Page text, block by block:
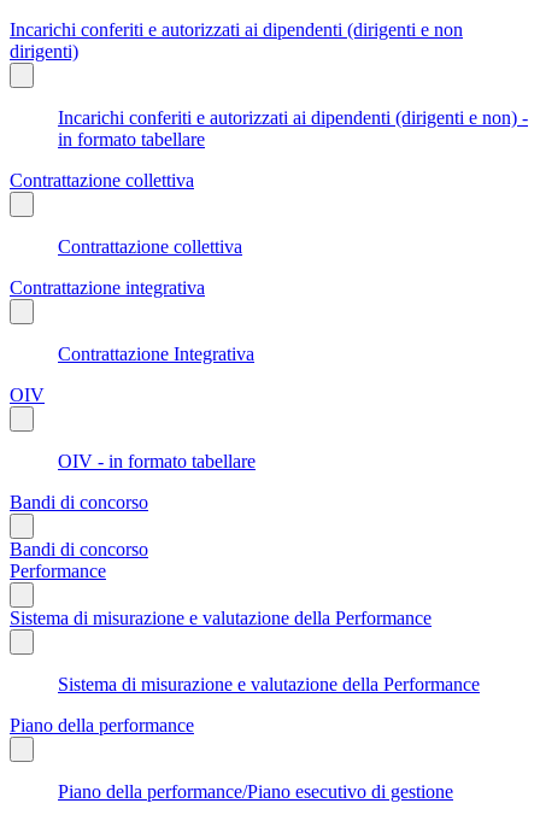
Incarichi conferiti e autorizzati ai dipendenti (dirigenti e non
dirigenti)
Incarichi conferiti e autorizzati ai dipendenti (dirigenti e non) -
in formato tabellare
Contrattazione collettiva
Contrattazione collettiva
Contrattazione integrativa
Contrattazione Integrativa
OIV
OIV - in formato tabellare
Bandi di concorso
Bandi di concorso
Performance
Sistema di misurazione e valutazione della Performance
Sistema di misurazione e valutazione della Performance
Piano della performance
Piano della performance/Piano esecutivo di gestione